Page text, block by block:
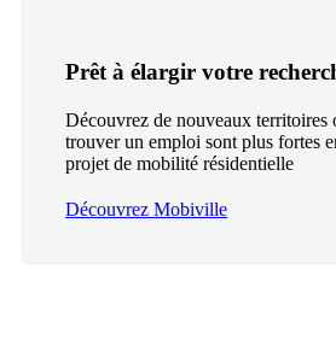
Prêt à élargir votre
Découvrez de nouveaux territoires
trouver un emploi sont plus fortes
projet de mobilité résidentielle
Découvrez Mobiville